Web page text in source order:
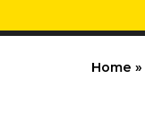
Home »